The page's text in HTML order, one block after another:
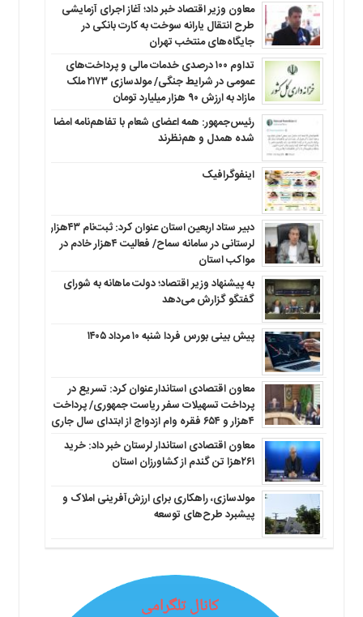
معاون وزیر اقتصاد خبر داد؛ آغاز اجرای آزمایشی
طرح انتقال یارانه سوخت به کارت بانکی در
جایگاه‌های منتخب تهران
تداوم ۱۰۰ درصدی خدمات مالی و پرداخت‌های
عمومی در شرایط جنگی/ مولدسازی ۲۱۷۳ ملک
مازاد به ارزش ۹۰ هزار میلیارد تومان
رئیس‌جمهور: همه اعضای شعام با تفاهم‌نامه امضا
شده همدل و هم‌نظرند
اینفوگرافیک
دبیر ستاد اربعین استان عنوان کرد: ثبت‌نام ۴۳هزار
لرستانی در سامانه سماح/ فعالیت ۴هزار خادم در
مواکب استان
به پیشنهاد وزیر اقتصاد؛ دولت ماهانه به شورای
گفتگو گزارش می‌دهد
پیش بینی بورس فردا شنبه ۱۰ مرداد ۱۴۰۵
معاون اقتصادی استاندار عنوان کرد: تسریع در
پرداخت تسهیلات سفر ریاست جمهوری/ پرداخت
۴هزار و ۶۵۴ فقره وام ازدواج از ابتدای سال جاری
معاون اقتصادی استاندار لرستان خبر داد: خرید
۲۶۱هزا تن گندم از کشاورزان استان
مولدسازی، راهکاری برای ارزش‌آفرینی املاک و
پیشبرد طرح‌های توسعه